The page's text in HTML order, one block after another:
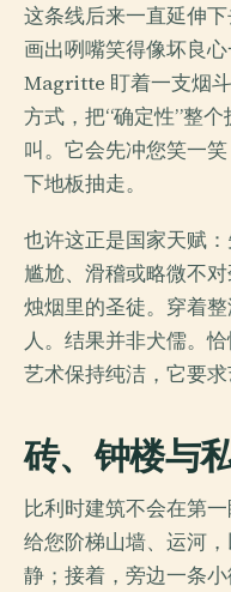
这条线后来一直延伸
画出咧嘴笑得像坏良
Magritte 盯着一支烟
方式，把“确定性”整
叫。它会先冲您笑一
下地板抽走。
也许这正是国家天赋
尴尬、滑稽或略微不
烛烟里的圣徒。穿着
人。结果并非犬儒。
艺术保持纯洁，它要求
砖、钟楼与
比利时建筑不会在第
给您阶梯山墙、运河
静；接着，旁边一条